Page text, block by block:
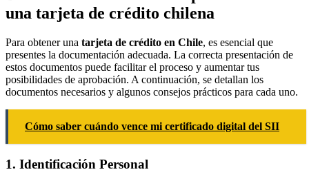
una tarjeta de crédito chilena
Para obtener una tarjeta de crédito en Chile, es esencial que
presentes la documentación adecuada. La correcta presentación de
estos documentos puede facilitar el proceso y aumentar tus
posibilidades de aprobación. A continuación, se detallan los
documentos necesarios y algunos consejos prácticos para cada uno.
Cómo saber cuándo vence mi certificado digital del SII
1. Identificación Personal